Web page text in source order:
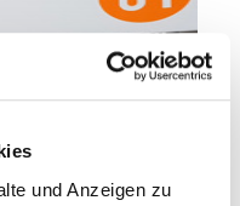
und Anzeigen zu